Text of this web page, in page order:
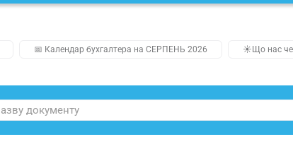
📅 Календар бухгалтера на СЕРПЕНЬ 2026 ☀️Що нас